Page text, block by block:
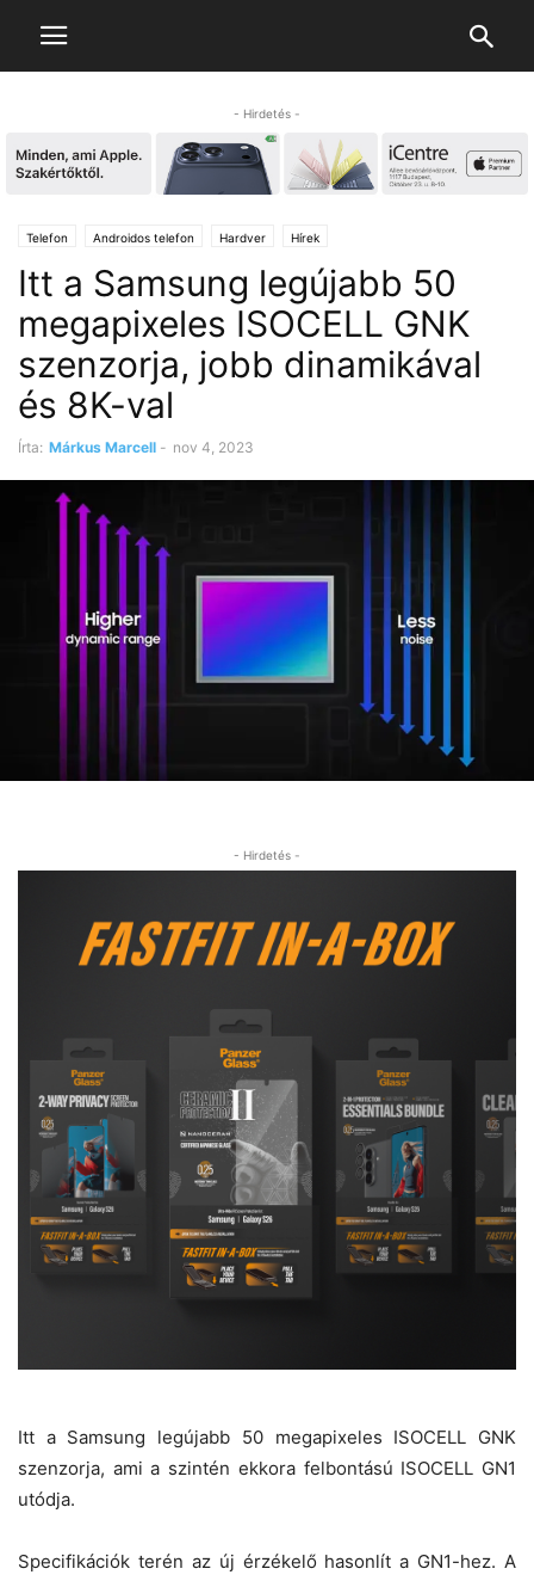
- Hirdetés -
Telefon Androidos telefon Hardver Hírek
Itt a Samsung legújabb 50
megapixeles ISOCELL GNK
szenzorja, jobb dinamikával
és 8K-val
Írta: Márkus Marcell - nov 4, 2023
- Hirdetés -
Itt a Samsung legújabb 50 megapixeles ISOCELL GNK
szenzorja, ami a szintén ekkora felbontású ISOCELL GN1
utódja.
Specifikációk terén az új érzékelő hasonlít a GN1-hez. A